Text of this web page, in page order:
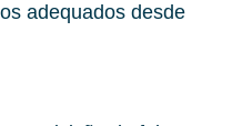
adequados desde